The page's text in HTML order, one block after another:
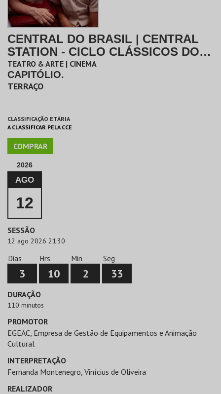
CENTRAL DO BRASIL | CENTRAL
STATION - CICLO CLÁSSICOS DO
BRASIL
TEATRO & ARTE | CINEMA
CAPITÓLIO.
TERRAÇO
CLASSIFICAÇÃO ETÁRIA
A CLASSIFICAR PELA CCE
COMPRAR
2026
AGO
12
SESSÃO
12 ago 2026 21:30
Dias
3
Hrs
10
Min
2
Seg
33
DURAÇÃO
110 minutos
PROMOTOR
EGEAC, Empresa de Gestão de Equipamentos e Animação
Cultural
INTERPRETAÇÃO
Fernanda Montenegro, Vinícius de Oliveira
REALIZADOR